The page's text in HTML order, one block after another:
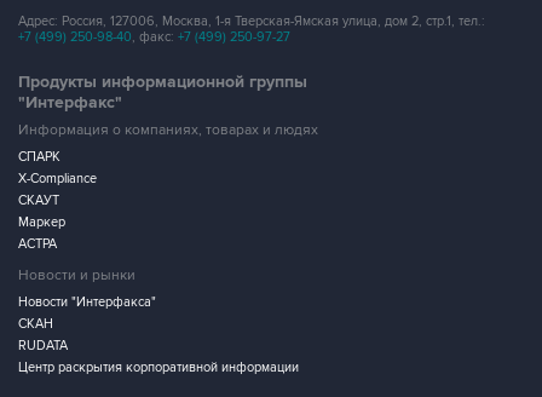
Адрес: Россия, 127006, Москва, 1-я Тверская-Ямская улица, дом 2, стр.1, тел.:
+7 (499) 250-98-40, факс: +7 (499) 250-97-27
Продукты информационной группы
"Интерфакс"
Информация о компаниях, товарах и людях
СПАРК
X-Compliance
СКАУТ
Маркер
АСТРА
Новости и рынки
Новости "Интерфакса"
СКАН
RUDATA
Центр раскрытия корпоративной информации